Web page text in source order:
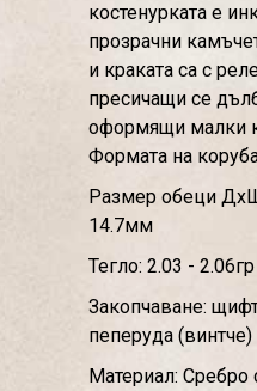
костенурката е
прозрачни
и краката са с
пресичащи се
оформящи малки
Формата на
Размер обеци
14.7мм
Тегло: 2.03 - 2.06гр
Закопчаване:
пеперуда (винтче)
Материал: Сребро